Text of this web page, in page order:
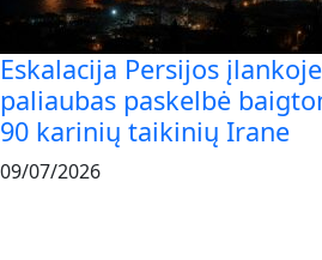
Eskalacija Persijos
paliaubas paskelbė
90 karinių taikinių Irane
09/07/2026